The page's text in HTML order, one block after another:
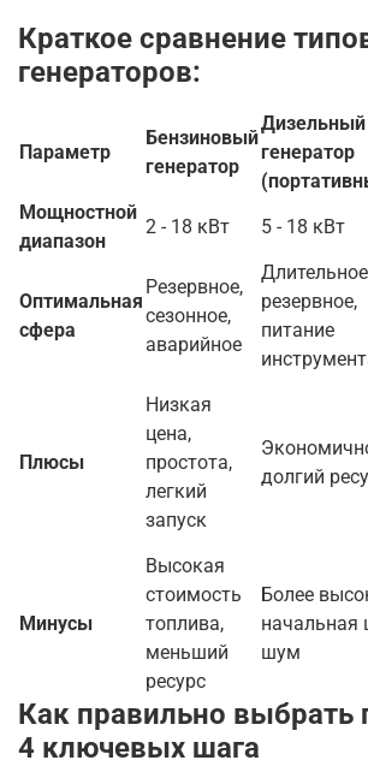
Краткое сравнение
генераторов:
Параметр
Бензиновый
генератор
Дизельный
генератор
Мощностной
диапазон
2 - 18 кВт 5 - 18 кВт
Оптимальная
сфера
Резервное,
сезонное,
аварийное
Длительное
резервное,
питание
Плюсы
Низкая
цена,
простота,
легкий
запуск
долгий
Минусы
Высокая
стоимость
топлива,
меньший
ресурс
Более
начальная
шум
Как правильно выбрать
4 ключевых шага